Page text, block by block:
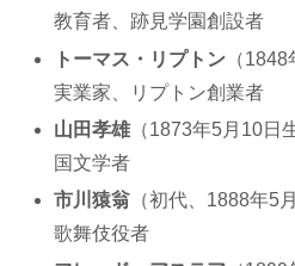
教育者、跡見学園創設者
トーマス・リプトン （
実業家、リプトン創業者
山田孝雄（1873年5月10日
国文学者
市川猿翁 （初代、1888年5
歌舞伎役者